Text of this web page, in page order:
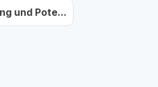
und Pote...